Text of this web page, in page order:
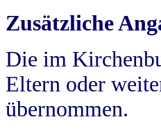
Zusätzliche
Die im
Eltern oder
übernommen.